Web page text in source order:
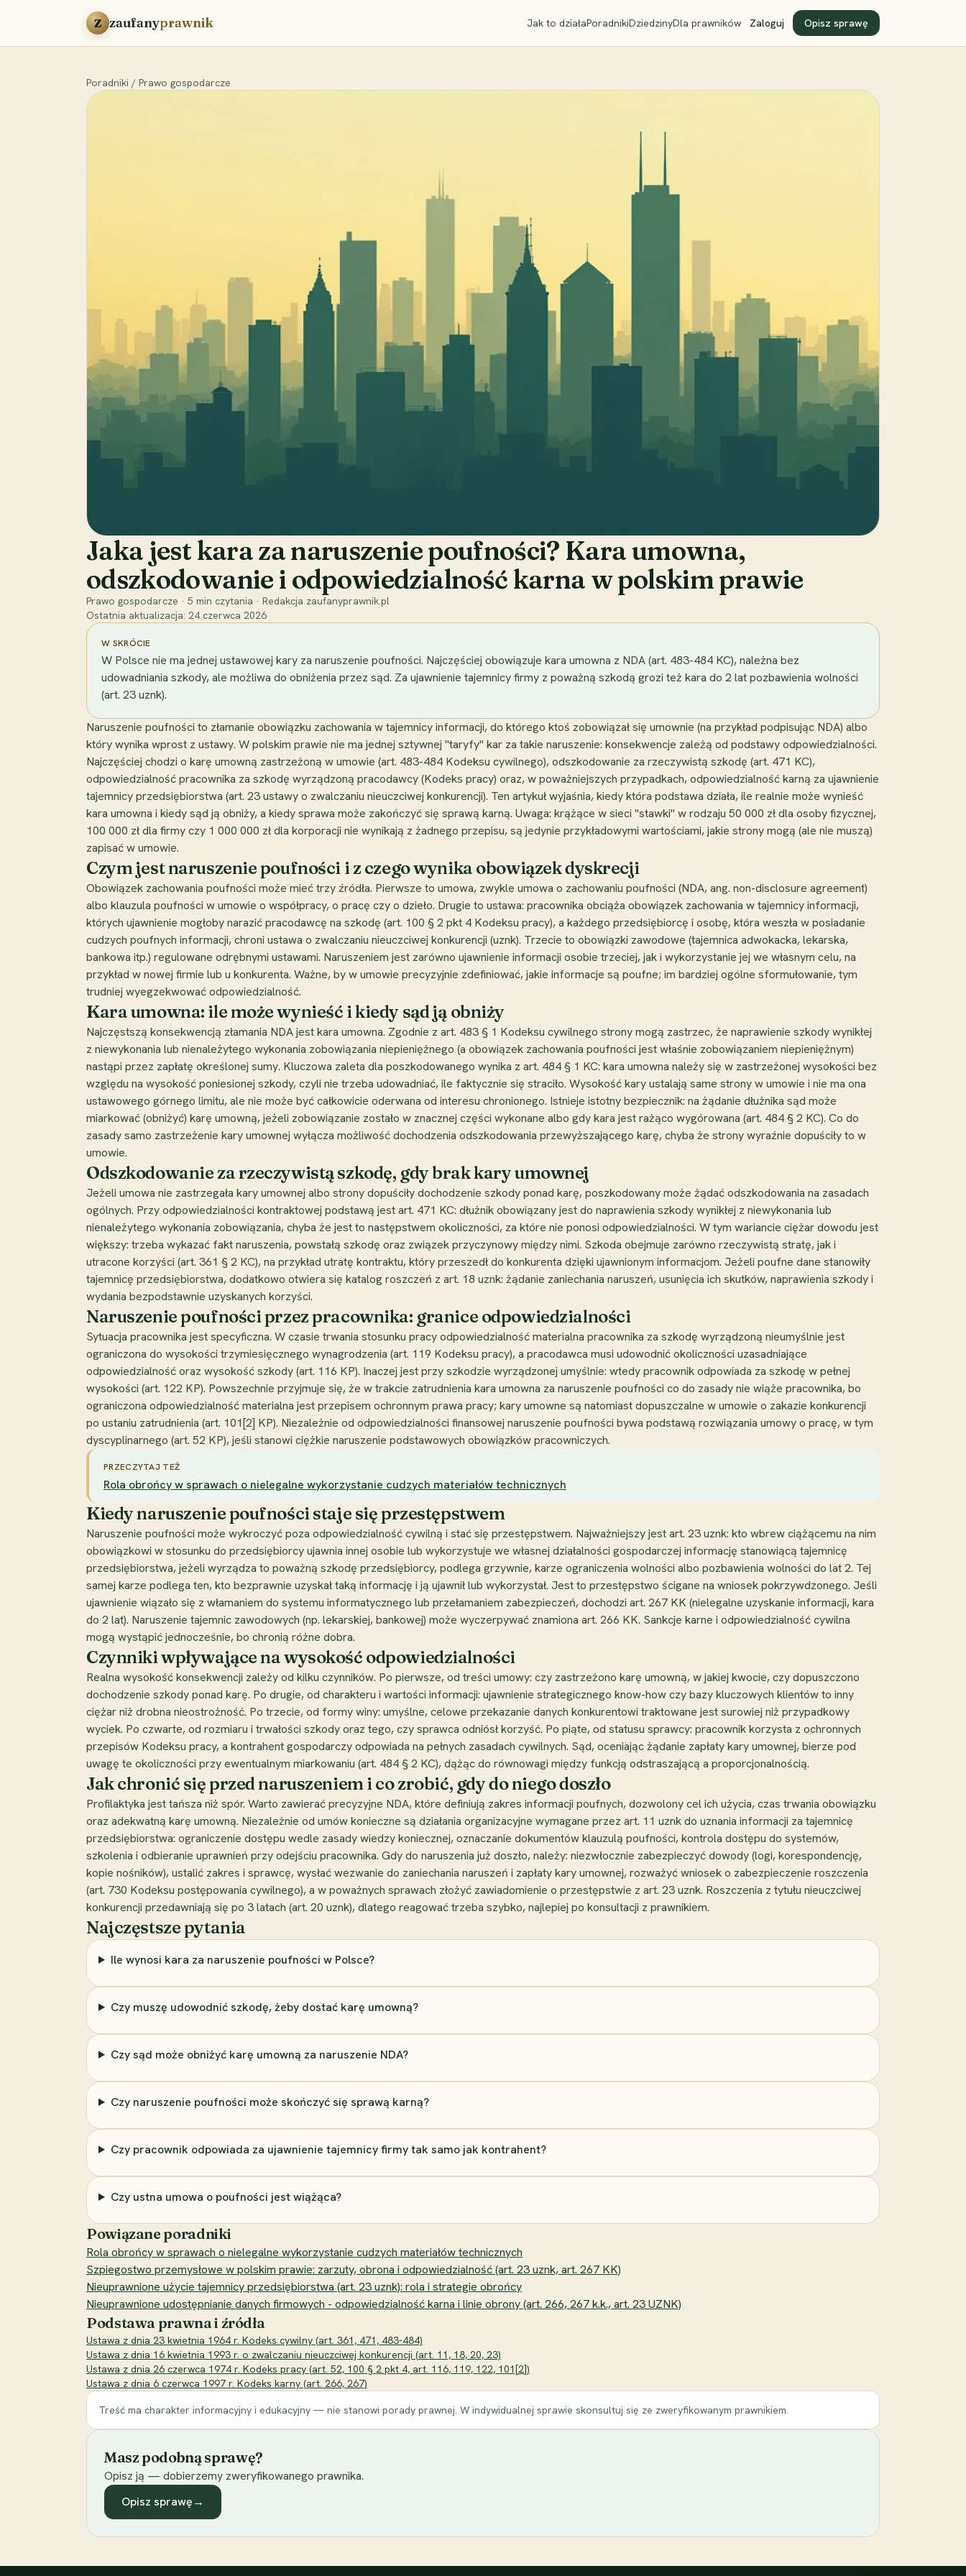
Przejdź do treści
Z zaufanyprawnik Jak to działaPoradnikiDziedzinyDla prawników Zaloguj Opisz sprawę
Poradniki / Prawo gospodarcze
Jaka jest kara za naruszenie poufności? Kara umowna,
odszkodowanie i odpowiedzialność karna w polskim prawie
Prawo gospodarcze · 5 min czytania · Redakcja zaufanyprawnik.pl
Ostatnia aktualizacja: 24 czerwca 2026
W SKRÓCIE
W Polsce nie ma jednej ustawowej kary za naruszenie poufności. Najczęściej obowiązuje kara umowna z NDA (art. 483-484 KC), należna bez
udowadniania szkody, ale możliwa do obniżenia przez sąd. Za ujawnienie tajemnicy firmy z poważną szkodą grozi też kara do 2 lat pozbawienia wolności
(art. 23 uznk).
Naruszenie poufności to złamanie obowiązku zachowania w tajemnicy informacji, do którego ktoś zobowiązał się umownie (na przykład podpisując NDA) albo
który wynika wprost z ustawy. W polskim prawie nie ma jednej sztywnej "taryfy" kar za takie naruszenie: konsekwencje zależą od podstawy odpowiedzialności.
Najczęściej chodzi o karę umowną zastrzeżoną w umowie (art. 483-484 Kodeksu cywilnego), odszkodowanie za rzeczywistą szkodę (art. 471 KC),
odpowiedzialność pracownika za szkodę wyrządzoną pracodawcy (Kodeks pracy) oraz, w poważniejszych przypadkach, odpowiedzialność karną za ujawnienie
tajemnicy przedsiębiorstwa (art. 23 ustawy o zwalczaniu nieuczciwej konkurencji). Ten artykuł wyjaśnia, kiedy która podstawa działa, ile realnie może wynieść
kara umowna i kiedy sąd ją obniży, a kiedy sprawa może zakończyć się sprawą karną. Uwaga: krążące w sieci "stawki" w rodzaju 50 000 zł dla osoby fizycznej,
100 000 zł dla firmy czy 1 000 000 zł dla korporacji nie wynikają z żadnego przepisu, są jedynie przykładowymi wartościami, jakie strony mogą (ale nie muszą)
zapisać w umowie.
Czym jest naruszenie poufności i z czego wynika obowiązek dyskrecji
Obowiązek zachowania poufności może mieć trzy źródła. Pierwsze to umowa, zwykle umowa o zachowaniu poufności (NDA, ang. non-disclosure agreement)
albo klauzula poufności w umowie o współpracy, o pracę czy o dzieło. Drugie to ustawa: pracownika obciąża obowiązek zachowania w tajemnicy informacji,
których ujawnienie mogłoby narazić pracodawcę na szkodę (art. 100 § 2 pkt 4 Kodeksu pracy), a każdego przedsiębiorcę i osobę, która weszła w posiadanie
cudzych poufnych informacji, chroni ustawa o zwalczaniu nieuczciwej konkurencji (uznk). Trzecie to obowiązki zawodowe (tajemnica adwokacka, lekarska,
bankowa itp.) regulowane odrębnymi ustawami. Naruszeniem jest zarówno ujawnienie informacji osobie trzeciej, jak i wykorzystanie jej we własnym celu, na
przykład w nowej firmie lub u konkurenta. Ważne, by w umowie precyzyjnie zdefiniować, jakie informacje są poufne; im bardziej ogólne sformułowanie, tym
trudniej wyegzekwować odpowiedzialność.
Kara umowna: ile może wynieść i kiedy sąd ją obniży
Najczęstszą konsekwencją złamania NDA jest kara umowna. Zgodnie z art. 483 § 1 Kodeksu cywilnego strony mogą zastrzec, że naprawienie szkody wynikłej
z niewykonania lub nienależytego wykonania zobowiązania niepieniężnego (a obowiązek zachowania poufności jest właśnie zobowiązaniem niepieniężnym)
nastąpi przez zapłatę określonej sumy. Kluczowa zaleta dla poszkodowanego wynika z art. 484 § 1 KC: kara umowna należy się w zastrzeżonej wysokości bez
względu na wysokość poniesionej szkody, czyli nie trzeba udowadniać, ile faktycznie się straciło. Wysokość kary ustalają same strony w umowie i nie ma ona
ustawowego górnego limitu, ale nie może być całkowicie oderwana od interesu chronionego. Istnieje istotny bezpiecznik: na żądanie dłużnika sąd może
miarkować (obniżyć) karę umowną, jeżeli zobowiązanie zostało w znacznej części wykonane albo gdy kara jest rażąco wygórowana (art. 484 § 2 KC). Co do
zasady samo zastrzeżenie kary umownej wyłącza możliwość dochodzenia odszkodowania przewyższającego karę, chyba że strony wyraźnie dopuściły to w
umowie.
Odszkodowanie za rzeczywistą szkodę, gdy brak kary umownej
Jeżeli umowa nie zastrzegała kary umownej albo strony dopuściły dochodzenie szkody ponad karę, poszkodowany może żądać odszkodowania na zasadach
ogólnych. Przy odpowiedzialności kontraktowej podstawą jest art. 471 KC: dłużnik obowiązany jest do naprawienia szkody wynikłej z niewykonania lub
nienależytego wykonania zobowiązania, chyba że jest to następstwem okoliczności, za które nie ponosi odpowiedzialności. W tym wariancie ciężar dowodu jest
większy: trzeba wykazać fakt naruszenia, powstałą szkodę oraz związek przyczynowy między nimi. Szkoda obejmuje zarówno rzeczywistą stratę, jak i
utracone korzyści (art. 361 § 2 KC), na przykład utratę kontraktu, który przeszedł do konkurenta dzięki ujawnionym informacjom. Jeżeli poufne dane stanowiły
tajemnicę przedsiębiorstwa, dodatkowo otwiera się katalog roszczeń z art. 18 uznk: żądanie zaniechania naruszeń, usunięcia ich skutków, naprawienia szkody i
wydania bezpodstawnie uzyskanych korzyści.
Naruszenie poufności przez pracownika: granice odpowiedzialności
Sytuacja pracownika jest specyficzna. W czasie trwania stosunku pracy odpowiedzialność materialna pracownika za szkodę wyrządzoną nieumyślnie jest
ograniczona do wysokości trzymiesięcznego wynagrodzenia (art. 119 Kodeksu pracy), a pracodawca musi udowodnić okoliczności uzasadniające
odpowiedzialność oraz wysokość szkody (art. 116 KP). Inaczej jest przy szkodzie wyrządzonej umyślnie: wtedy pracownik odpowiada za szkodę w pełnej
wysokości (art. 122 KP). Powszechnie przyjmuje się, że w trakcie zatrudnienia kara umowna za naruszenie poufności co do zasady nie wiąże pracownika, bo
ograniczona odpowiedzialność materialna jest przepisem ochronnym prawa pracy; kary umowne są natomiast dopuszczalne w umowie o zakazie konkurencji
po ustaniu zatrudnienia (art. 101[2] KP). Niezależnie od odpowiedzialności finansowej naruszenie poufności bywa podstawą rozwiązania umowy o pracę, w tym
dyscyplinarnego (art. 52 KP), jeśli stanowi ciężkie naruszenie podstawowych obowiązków pracowniczych.
PRZECZYTAJ TEŻ
Rola obrońcy w sprawach o nielegalne wykorzystanie cudzych materiałów technicznych
Kiedy naruszenie poufności staje się przestępstwem
Naruszenie poufności może wykroczyć poza odpowiedzialność cywilną i stać się przestępstwem. Najważniejszy jest art. 23 uznk: kto wbrew ciążącemu na nim
obowiązkowi w stosunku do przedsiębiorcy ujawnia innej osobie lub wykorzystuje we własnej działalności gospodarczej informację stanowiącą tajemnicę
przedsiębiorstwa, jeżeli wyrządza to poważną szkodę przedsiębiorcy, podlega grzywnie, karze ograniczenia wolności albo pozbawienia wolności do lat 2. Tej
samej karze podlega ten, kto bezprawnie uzyskał taką informację i ją ujawnił lub wykorzystał. Jest to przestępstwo ścigane na wniosek pokrzywdzonego. Jeśli
ujawnienie wiązało się z włamaniem do systemu informatycznego lub przełamaniem zabezpieczeń, dochodzi art. 267 KK (nielegalne uzyskanie informacji, kara
do 2 lat). Naruszenie tajemnic zawodowych (np. lekarskiej, bankowej) może wyczerpywać znamiona art. 266 KK. Sankcje karne i odpowiedzialność cywilna
mogą wystąpić jednocześnie, bo chronią różne dobra.
Czynniki wpływające na wysokość odpowiedzialności
Realna wysokość konsekwencji zależy od kilku czynników. Po pierwsze, od treści umowy: czy zastrzeżono karę umowną, w jakiej kwocie, czy dopuszczono
dochodzenie szkody ponad karę. Po drugie, od charakteru i wartości informacji: ujawnienie strategicznego know-how czy bazy kluczowych klientów to inny
ciężar niż drobna nieostrożność. Po trzecie, od formy winy: umyślne, celowe przekazanie danych konkurentowi traktowane jest surowiej niż przypadkowy
wyciek. Po czwarte, od rozmiaru i trwałości szkody oraz tego, czy sprawca odniósł korzyść. Po piąte, od statusu sprawcy: pracownik korzysta z ochronnych
przepisów Kodeksu pracy, a kontrahent gospodarczy odpowiada na pełnych zasadach cywilnych. Sąd, oceniając żądanie zapłaty kary umownej, bierze pod
uwagę te okoliczności przy ewentualnym miarkowaniu (art. 484 § 2 KC), dążąc do równowagi między funkcją odstraszającą a proporcjonalnością.
Jak chronić się przed naruszeniem i co zrobić, gdy do niego doszło
Profilaktyka jest tańsza niż spór. Warto zawierać precyzyjne NDA, które definiują zakres informacji poufnych, dozwolony cel ich użycia, czas trwania obowiązku
oraz adekwatną karę umowną. Niezależnie od umów konieczne są działania organizacyjne wymagane przez art. 11 uznk do uznania informacji za tajemnicę
przedsiębiorstwa: ograniczenie dostępu wedle zasady wiedzy koniecznej, oznaczanie dokumentów klauzulą poufności, kontrola dostępu do systemów,
szkolenia i odbieranie uprawnień przy odejściu pracownika. Gdy do naruszenia już doszło, należy: niezwłocznie zabezpieczyć dowody (logi, korespondencję,
kopie nośników), ustalić zakres i sprawcę, wysłać wezwanie do zaniechania naruszeń i zapłaty kary umownej, rozważyć wniosek o zabezpieczenie roszczenia
(art. 730 Kodeksu postępowania cywilnego), a w poważnych sprawach złożyć zawiadomienie o przestępstwie z art. 23 uznk. Roszczenia z tytułu nieuczciwej
konkurencji przedawniają się po 3 latach (art. 20 uznk), dlatego reagować trzeba szybko, najlepiej po konsultacji z prawnikiem.
Najczęstsze pytania
Ile wynosi kara za naruszenie poufności w Polsce?
Czy muszę udowodnić szkodę, żeby dostać karę umowną?
Czy sąd może obniżyć karę umowną za naruszenie NDA?
Czy naruszenie poufności może skończyć się sprawą karną?
Czy pracownik odpowiada za ujawnienie tajemnicy firmy tak samo jak kontrahent?
Czy ustna umowa o poufności jest wiążąca?
Powiązane poradniki
Rola obrońcy w sprawach o nielegalne wykorzystanie cudzych materiałów technicznych
Szpiegostwo przemysłowe w polskim prawie: zarzuty, obrona i odpowiedzialność (art. 23 uznk, art. 267 KK)
Nieuprawnione użycie tajemnicy przedsiębiorstwa (art. 23 uznk): rola i strategie obrońcy
Nieuprawnione udostępnianie danych firmowych - odpowiedzialność karna i linie obrony (art. 266, 267 k.k., art. 23 UZNK)
Podstawa prawna i źródła
Ustawa z dnia 23 kwietnia 1964 r. Kodeks cywilny (art. 361, 471, 483-484)
Ustawa z dnia 16 kwietnia 1993 r. o zwalczaniu nieuczciwej konkurencji (art. 11, 18, 20, 23)
Ustawa z dnia 26 czerwca 1974 r. Kodeks pracy (art. 52, 100 § 2 pkt 4, art. 116, 119, 122, 101[2])
Ustawa z dnia 6 czerwca 1997 r. Kodeks karny (art. 266, 267)
Treść ma charakter informacyjny i edukacyjny — nie stanowi porady prawnej. W indywidualnej sprawie skonsultuj się ze zweryfikowanym prawnikiem.
Masz podobną sprawę?
Opisz ją — dobierzemy zweryfikowanego prawnika.
Opisz sprawę→